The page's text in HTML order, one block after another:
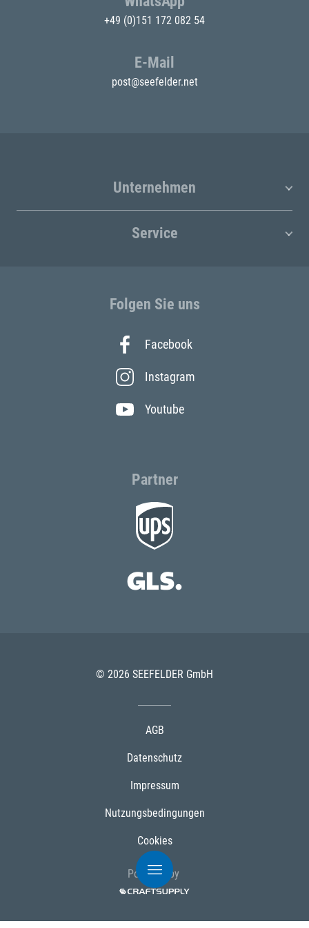
+49 (0)151 172 082 54
E-Mail
post@seefelder.net
Unternehmen
Service
Folgen Sie uns
Facebook
Instagram
Youtube
Partner
© 2026 SEEFELDER GmbH
AGB
Datenschutz
Impressum
Nutzungsbedingungen
Cookies
Powered by